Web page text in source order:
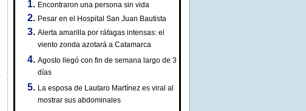
Encontraron una persona sin vida
Pesar en el Hospital San Juan Bautista
Alerta amarilla por ráfagas intensas: el
viento zonda azotará a Catamarca
Agosto llegó con fin de semana largo de 3
días
La esposa de Lautaro Martínez es viral al
mostrar sus abdominales